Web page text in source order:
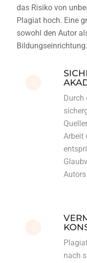
das Risiko von
Plagiat hoch. Eine
sowohl den Autor
Bildungseinrichtung.
Arbeit
Autors.
nach